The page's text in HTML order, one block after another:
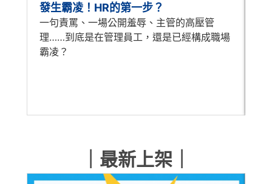
發生霸凌！HR的第一步？
一句責罵、一場公開羞辱、主管的高壓管
理……到底是在管理員工，還是已經構成職場
霸凌？
｜最新上架｜